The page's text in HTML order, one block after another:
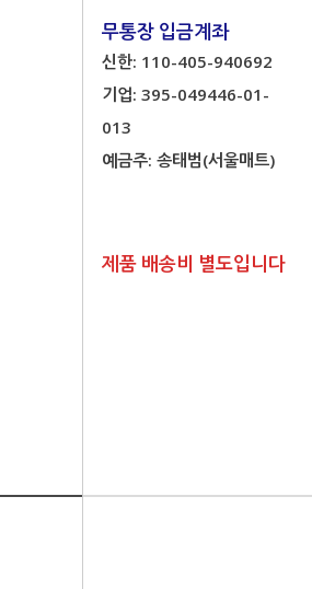
무통장 입금계좌
신한: 110-405-940692
기업: 395-049446-01-
013
예금주: 송태범(서울매트)
제품 배송비 별도입니다